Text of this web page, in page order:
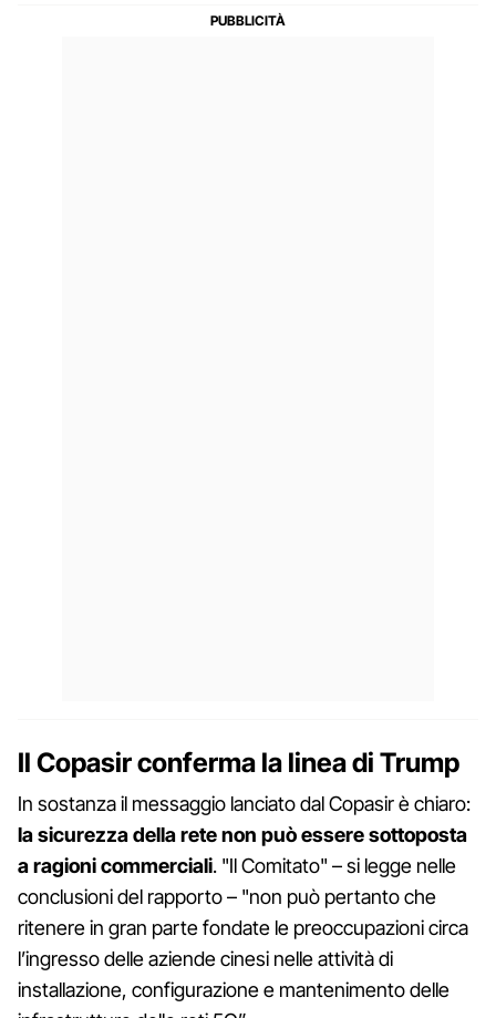
Il Copasir conferma la linea di Trump
In sostanza il messaggio lanciato dal Copasir è chiaro:
la sicurezza della rete non può essere sottoposta
a ragioni commerciali. "Il Comitato" – si legge nelle
conclusioni del rapporto – "non può pertanto che
ritenere in gran parte fondate le preoccupazioni circa
l’ingresso delle aziende cinesi nelle attività di
installazione, configurazione e mantenimento delle